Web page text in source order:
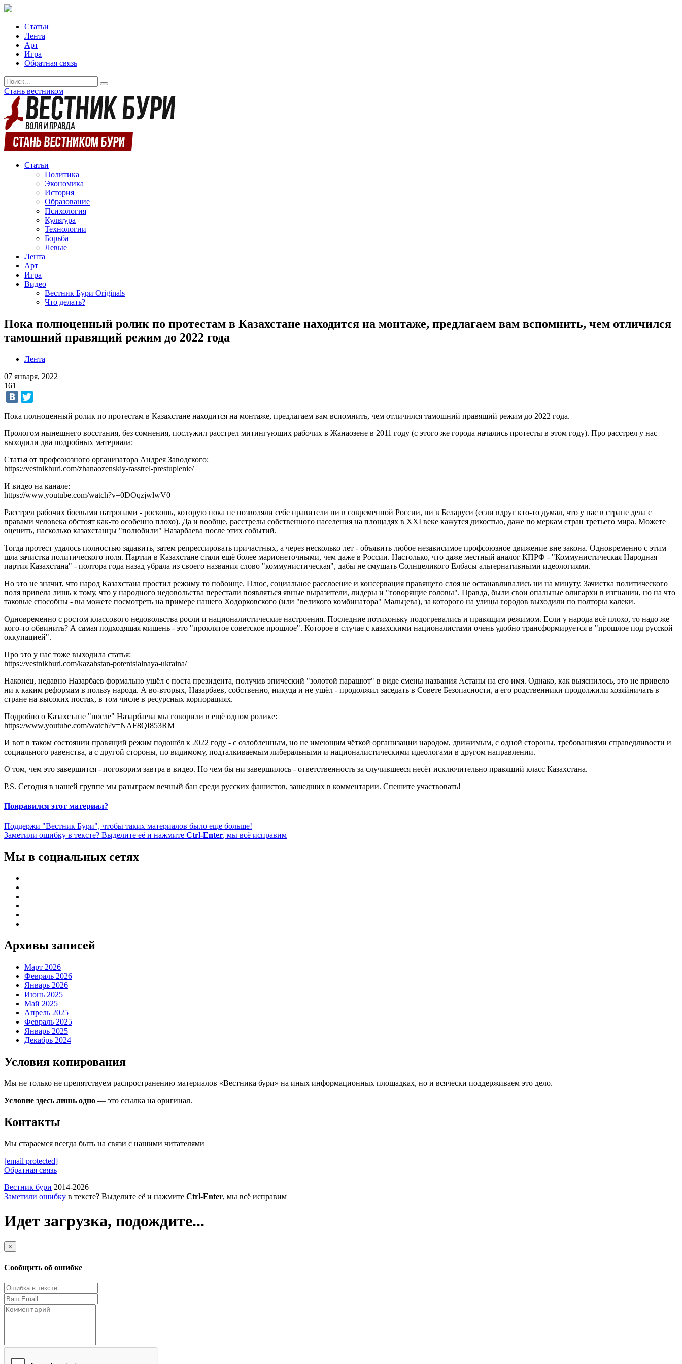
Статьи
Лента
Арт
Игра
Обратная связь
Стань вестником
Статьи
Политика
Экономика
История
Образование
Психология
Культура
Технологии
Борьба
Левые
Лента
Арт
Игра
Видео
Вестник Бури Originals
Что делать?
Пока полноценный ролик по протестам в Казахстане находится на монтаже, предлагаем вам вспомнить, чем отличился
тамошний правящий режим до 2022 года
Лента
07 января, 2022
161
Пока полноценный ролик по протестам в Казахстане находится на монтаже, предлагаем вам вспомнить, чем отличился тамошний правящий режим до 2022 года.
Прологом нынешнего восстания, без сомнения, послужил расстрел митингующих рабочих в Жанаозене в 2011 году (с этого же города начались протесты в этом году). Про расстрел у нас
выходили два подробных материала:
Статья от профсоюзного организатора Андрея Заводского:
https://vestnikburi.com/zhanaozenskiy-rasstrel-prestuplenie/
И видео на канале:
https://www.youtube.com/watch?v=0DOqzjwlwV0
Расстрел рабочих боевыми патронами - роскошь, которую пока не позволяли себе правители ни в современной России, ни в Беларуси (если вдруг кто-то думал, что у нас в стране дела с
правами человека обстоят как-то особенно плохо). Да и вообще, расстрелы собственного населения на площадях в XXI веке кажутся дикостью, даже по меркам стран третьего мира. Можете
оценить, насколько казахстанцы "полюбили" Назарбаева после этих событий.
Тогда протест удалось полностью задавить, затем репрессировать причастных, а через несколько лет - объявить любое независимое профсоюзное движение вне закона. Одновременно с этим
шла зачистка политического поля. Партии в Казахстане стали ещё более марионеточными, чем даже в России. Настолько, что даже местный аналог КПРФ - "Коммунистическая Народная
партия Казахстана" - полтора года назад убрала из своего названия слово "коммунистическая", дабы не смущать Солнцеликого Елбасы альтернативными идеологиями.
Но это не значит, что народ Казахстана простил режиму то побоище. Плюс, социальное расслоение и консервация правящего слоя не останавливались ни на минуту. Зачистка политического
поля привела лишь к тому, что у народного недовольства перестали появляться явные выразители, лидеры и "говорящие головы". Правда, были свои опальные олигархи в изгнании, но на что
таковые способны - вы можете посмотреть на примере нашего Ходорковского (или "великого комбинатора" Мальцева), за которого на улицы городов выходили по полторы калеки.
Одновременно с ростом классового недовольства росли и националистические настроения. Последние потихоньку подогревались и правящим режимом. Если у народа всё плохо, то надо же
кого-то обвинить? А самая подходящая мишень - это "проклятое советское прошлое". Которое в случае с казахскими националистами очень удобно трансформируется в "прошлое под русской
оккупацией".
Про это у нас тоже выходила статья:
https://vestnikburi.com/kazahstan-potentsialnaya-ukraina/
Наконец, недавно Назарбаев формально ушёл с поста президента, получив эпический "золотой парашют" в виде смены названия Астаны на его имя. Однако, как выяснилось, это не привело
ни к каким реформам в пользу народа. А во-вторых, Назарбаев, собственно, никуда и не ушёл - продолжил заседать в Совете Безопасности, а его родственники продолжили хозяйничать в
стране на высоких постах, в том числе в ресурсных корпорациях.
Подробно о Казахстане "после" Назарбаева мы говорили в ещё одном ролике:
https://www.youtube.com/watch?v=NAF8QI853RM
И вот в таком состоянии правящий режим подошёл к 2022 году - с озлобленным, но не имеющим чёткой организации народом, движимым, с одной стороны, требованиями справедливости и
социального равенства, а с другой стороны, по видимому, подталкиваемым либеральными и националистическими идеологами в другом направлении.
О том, чем это завершится - поговорим завтра в видео. Но чем бы ни завершилось - ответственность за случившееся несёт исключительно правящий класс Казахстана.
P.S. Сегодня в нашей группе мы разыграем вечный бан среди русских фашистов, зашедших в комментарии. Спешите участвовать!
Понравился этот материал?
Поддержи "Вестник Бури", чтобы таких материалов было еще больше!
Заметили ошибку в тексте? Выделите её и нажмите Ctrl-Enter, мы всё исправим
Мы в социальных сетях
Архивы записей
Март 2026
Февраль 2026
Январь 2026
Июнь 2025
Май 2025
Апрель 2025
Февраль 2025
Январь 2025
Декабрь 2024
Условия копирования
Мы не только не препятствуем распространению материалов «Вестника бури» на иных информационных площадках, но и всячески поддерживаем это дело.
Условие здесь лишь одно — это ссылка на оригинал.
Контакты
Мы стараемся всегда быть на связи с нашими читателями
[email protected]
Обратная связь
Вестник бури 2014-2026
Заметили ошибку в тексте? Выделите её и нажмите Ctrl-Enter, мы всё исправим
Идет загрузка, подождите...
×
Сообщить об ошибке